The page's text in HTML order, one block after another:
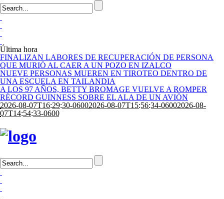
Última hora
FINALIZAN LABORES DE RECUPERACIÓN DE PERSONA
QUE MURIÓ AL CAER A UN POZO EN IZALCO
NUEVE PERSONAS MUEREN EN TIROTEO DENTRO DE
UNA ESCUELA EN TAILANDIA
A LOS 97 AÑOS, BETTY BROMAGE VUELVE A ROMPER
RÉCORD GUINNESS SOBRE EL ALA DE UN AVIÓN
2026-08-07T16:29:30-06002026-08-07T15:56:34-06002026-08-
07T14:54:33-0600